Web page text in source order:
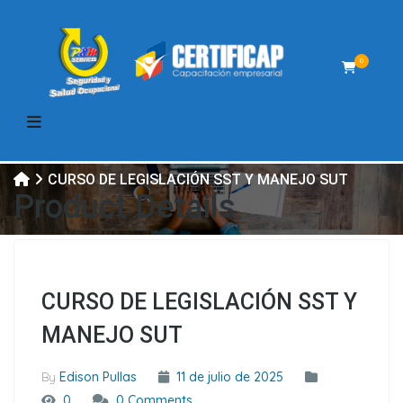
0
CURSO DE LEGISLACIÓN SST Y MANEJO SUT
Product Details
CURSO DE LEGISLACIÓN SST Y
MANEJO SUT
By Edison Pullas
11 de julio de 2025